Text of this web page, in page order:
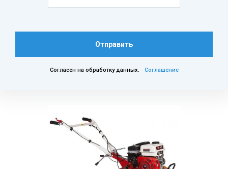
Отправить
Согласен на обработку данных. Соглашение